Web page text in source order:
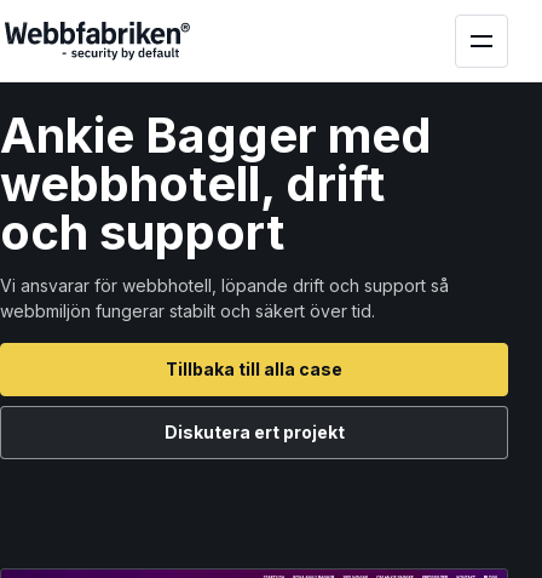
Ankie Bagger med
webbhotell, drift
och support
Vi ansvarar för webbhotell, löpande drift och support så
webbmiljön fungerar stabilt och säkert över tid.
Tillbaka till alla case
Diskutera ert projekt